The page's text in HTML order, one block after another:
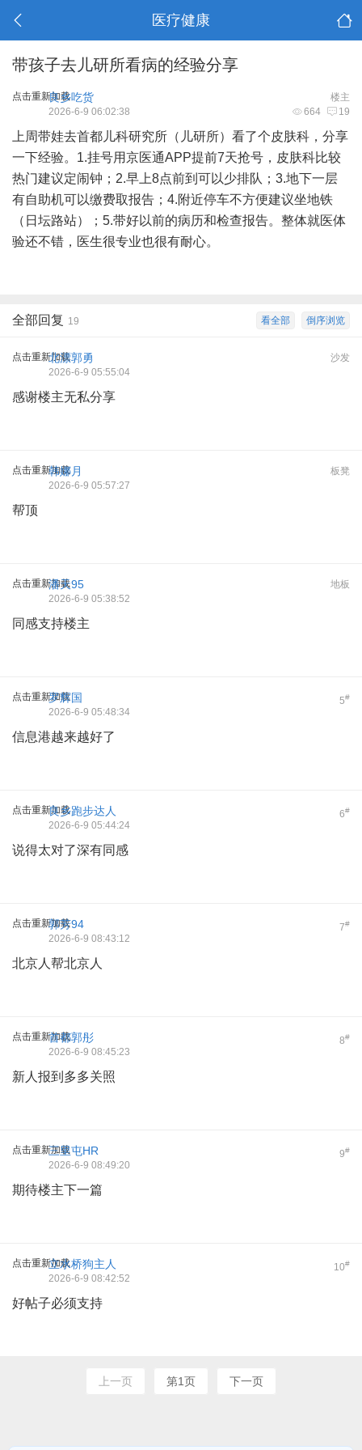
医疗健康
带孩子去儿研所看病的经验分享
点击重新加载 楼主
良乡吃货
664 19
2026-6-9 06:02:38
上周带娃去首都儿科研究所（儿研所）看了个皮肤科，分享
一下经验。1.挂号用京医通APP提前7天抢号，皮肤科比较
热门建议定闹钟；2.早上8点前到可以少排队；3.地下一层
有自助机可以缴费取报告；4.附近停车不方便建议坐地铁
（日坛路站）；5.带好以前的病历和检查报告。整体就医体
验还不错，医生很专业也很有耐心。
倒序浏览
看全部
全部回复 19
点击重新加载 沙发
北漂郭勇
2026-6-9 05:55:04
感谢楼主无私分享
点击重新加载 板凳
韩娜月
2026-6-9 05:57:27
帮顶
点击重新加载 地板
潘天95
2026-6-9 05:38:52
同感支持楼主
点击重新加载 5#
罗辉国
2026-6-9 05:48:34
信息港越来越好了
点击重新加载 6#
良乡跑步达人
2026-6-9 05:44:24
说得太对了深有同感
点击重新加载 7#
郭芳94
2026-6-9 08:43:12
北京人帮北京人
点击重新加载 8#
首都郭彤
2026-6-9 08:45:23
新人报到多多关照
点击重新加载 9#
三里屯HR
2026-6-9 08:49:20
期待楼主下一篇
点击重新加载 10#
立水桥狗主人
2026-6-9 08:42:52
好帖子必须支持
上一页 第1页 下一页